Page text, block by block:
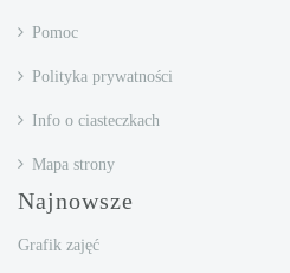
Pomoc
Polityka prywatności
Info o ciasteczkach
Mapa strony
Najnowsze
Grafik zajęć